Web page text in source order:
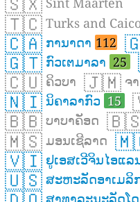
🇹🇨 Turks and
🇨🇦 ການາດາ 112
🇬🇹 ກົວເຕມາລາ 25
🇨🇺 ຄິວບາ 🇯🇲 ຈ
🇳🇮 ນິຄາລາກົວ 15
🇧🇧 ບາບາຄັອດ
🇲🇸 ມອນເຊີລາດ
🇻🇮 ຢູເອສເວີຈິນໄອແລ
🇺🇸 ສະຫະລັດອາເມລິ
ສາທາລະນະລັດໂ